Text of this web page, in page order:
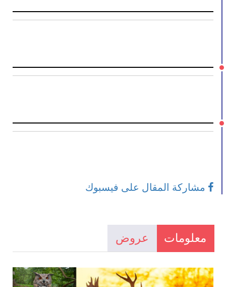
مشاركة المقال على فيسبوك
معلومات عروض